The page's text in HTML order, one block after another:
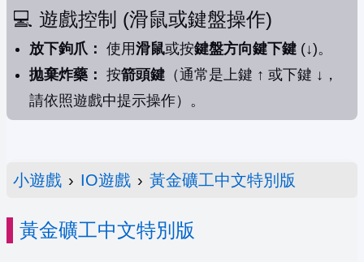
💻 遊戲控制 (滑鼠或鍵盤操作)
放下鉤爪： 使用滑鼠或按鍵盤方向鍵下鍵 (↓)。
拋棄炸藥： 按箭頭鍵 （通常是上鍵 ↑ 或下鍵 ↓，
請依照遊戲中提示操作）。
小遊戲 › IO遊戲 › 黃金礦工中文特別版
黃金礦工中文特別版